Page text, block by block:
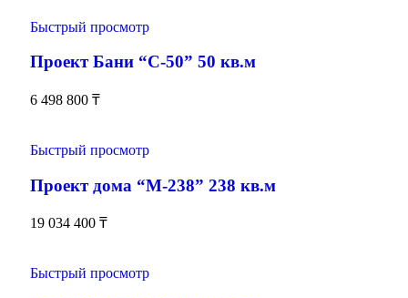
Быстрый просмотр
Проект Бани “С-50” 50 кв.м
6 498 800 ₸
Быстрый просмотр
Проект дома “М-238” 238 кв.м
19 034 400 ₸
Быстрый просмотр